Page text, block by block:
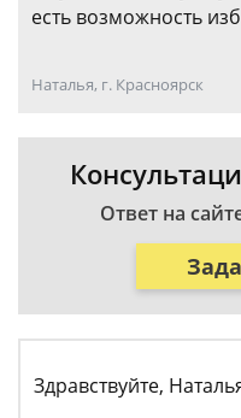
есть возможность
Наталья, г. Красноярск
Ответ на
Здравствуйте,